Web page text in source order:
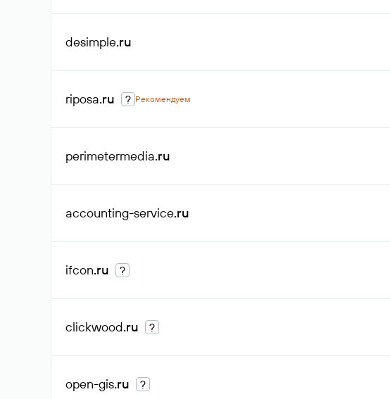
desimple.ru
riposa.ru ? Рекомендуем
perimetermedia.ru
accounting-service.ru
ifcon.ru ?
clickwood.ru ?
open-gis.ru ?